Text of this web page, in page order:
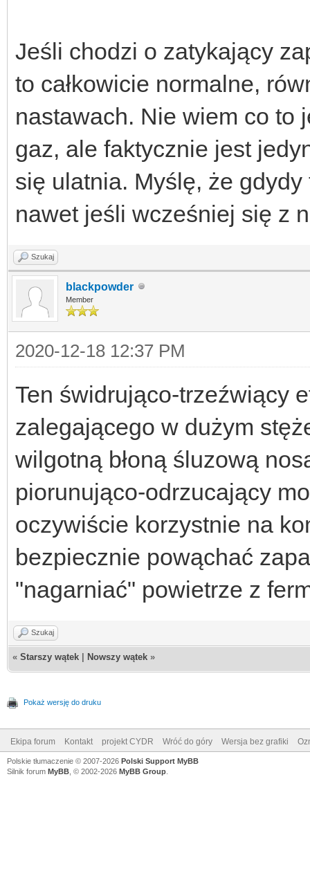
Jeśli chodzi o zatykający
to całkowicie normalne,
nastawach. Nie wiem co to
gaz, ale faktycznie jest
się ulatnia. Myślę, że gdydy
nawet jeśli wcześniej się z
Szukaj
blackpowder
Member
2020-12-18 12:37 PM
Ten świdrująco-trzeźwiący
zalegającego w dużym
wilgotną błoną śluzową
piorunująco-odrzucający
oczywiście korzystnie na
bezpiecznie powąchać
"nagarniać" powietrze z
Szukaj
« Starszy wątek Nowszy wątek »
Pokaż wersję do druku
Ekipa forum Kontakt projekt CYDR Wróć do góry Wersja bez grafiki
Polskie tłumaczenie © 2007-2026 Polski Support MyBB
Silnik forum MyBB , © 2002-2026 MyBB Group